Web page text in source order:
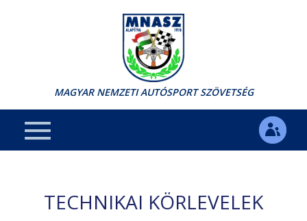
MAGYAR NEMZETI AUTÓSPORT SZÖVETSÉG
TECHNIKAI KÖRLEVELEK